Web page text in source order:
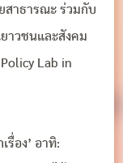
สาธารณะ ร่วมกับ
ยาวชนและสังคม
Lab in
รื่อง’ อาทิ: